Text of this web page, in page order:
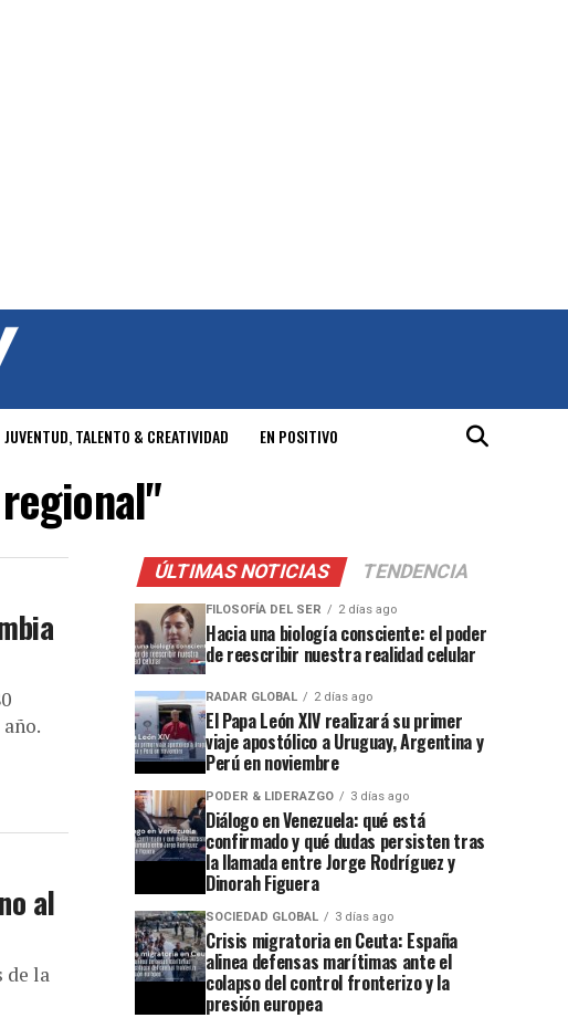
JUVENTUD, TALENTO & CREATIVIDAD EN POSITIVO
al
de la
ÚLTIMAS NOTICIAS TENDENCIA
FILOSOFÍA DEL SER 2 días ago
Hacia una biología consciente: el poder
de reescribir nuestra realidad celular
RADAR GLOBAL 2 días ago
El Papa León XIV realizará su primer
viaje apostólico a Uruguay, Argentina y
Perú en noviembre
PODER & LIDERAZGO 3 días ago
Diálogo en Venezuela: qué está
confirmado y qué dudas persisten tras
la llamada entre Jorge Rodríguez y
Dinorah Figuera
SOCIEDAD GLOBAL 3 días ago
Crisis migratoria en Ceuta: España
alinea defensas marítimas ante el
colapso del control fronterizo y la
presión europea